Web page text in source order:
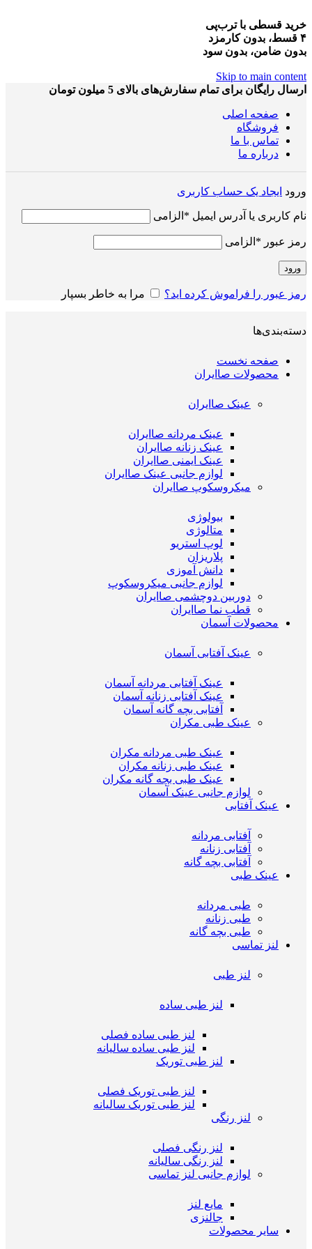
خرید قسطی با ترب‌پی
۴ قسط، بدون کارمزد
بدون ضامن، بدون سود
Skip to main content
ارسال رایگان برای تمام سفارش‌های بالای 5 میلون تومان
صفحه اصلی
فروشگاه
تماس با ما
درباره ما
ورود ایجاد یک حساب کاربری
نام کاربری یا آدرس ایمیل * الزامی
رمز عبور * الزامی
ورود
رمز عبور را فراموش کرده اید؟ مرا به خاطر بسپار
دسته‌بندی‌ها
صفحه نخست
محصولات صاایران
عینک صاایران
عینک مردانه صاایران
عینک زنانه صاایران
عینک ایمنی صاایران
لوازم جانبی عینک صاایران
میکروسکوپ صاایران
بیولوژی
متالوژی
لوپ استریو
پلاریزان
دانش آموزی
لوازم جانبی میکروسکوپ
دوربین دوچشمی صاایران
قطب نما صاایران
محصولات آسمان
عینک آفتابی آسمان
عینک آفتابی مردانه آسمان
عینک آفتابی زنانه آسمان
آفتابی بچه گانه آسمان
عینک طبی مکران
عینک طبی مردانه مکران
عینک طبی زنانه مکران
عینک طبی بچه گانه مکران
لوازم جانبی عینک آسمان
عینک آفتابی
آفتابی مردانه
آفتابی زنانه
آفتابی بچه گانه
عینک طبی
طبی مردانه
طبی زنانه
طبی بچه گانه
لنز تماسی
لنز طبی
لنز طبی ساده
لنز طبی ساده فصلی
لنز طبی ساده سالیانه
لنز طبی توریک
لنز طبی توریک فصلی
لنز طبی توریک سالیانه
لنز رنگی
لنز رنگی فصلی
لنز رنگی سالیانه
لوازم جانبی لنز تماسی
مایع لنز
جالنزی
سایر محصولات